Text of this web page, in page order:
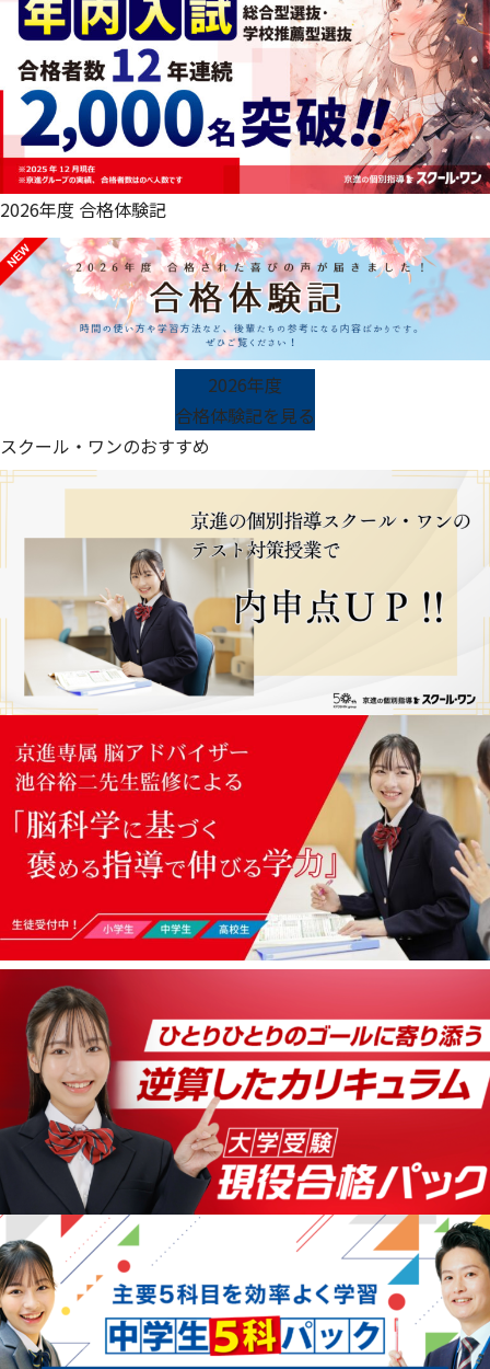
2026年度 合格体験記
2026年度
合格体験記を見る
スクール・ワンのおすすめ